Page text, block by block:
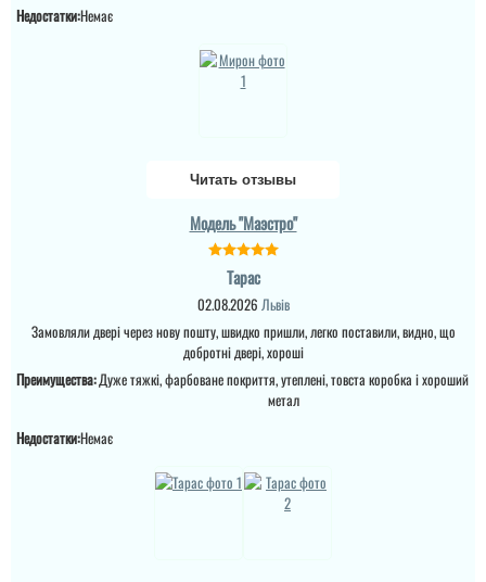
Іван
спрацювали швидко,
варіант в будинок я
встановили швидко за
декілька днів, нарікань
Недостатки:Немає
Читать отзывы
Модель "Маэстро"
Тарас
02.08.2026 Львів
Замовляли двері через нову пошту, швидко пришли, легко поставили, видно, що
добротні двері, хороші
Преимущества:Дуже тяжкі, фарбоване покриття, утеплені, товста коробка і хороший
метал
Недостатки:Немає